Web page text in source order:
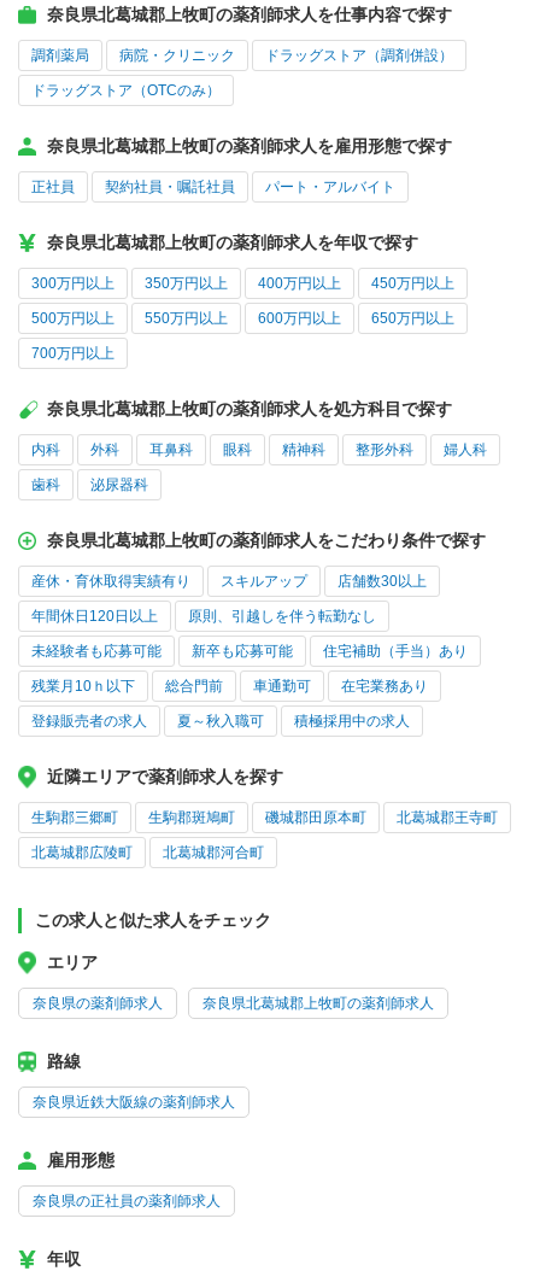
奈良県北葛城郡上牧町の薬剤師求人を仕事内容で探す
調剤薬局 病院・クリニック ドラッグストア（調剤併設）
ドラッグストア（OTCのみ）
奈良県北葛城郡上牧町の薬剤師求人を雇用形態で探す
正社員 契約社員・嘱託社員 パート・アルバイト
奈良県北葛城郡上牧町の薬剤師求人を年収で探す
300万円以上 350万円以上 400万円以上 450万円以上
500万円以上 550万円以上 600万円以上 650万円以上
700万円以上
奈良県北葛城郡上牧町の薬剤師求人を処方科目で探す
内科 外科 耳鼻科 眼科 精神科 整形外科 婦人科
歯科 泌尿器科
奈良県北葛城郡上牧町の薬剤師求人をこだわり条件で探す
産休・育休取得実績有り スキルアップ 店舗数30以上
年間休日120日以上 原則、引越しを伴う転勤なし
未経験者も応募可能 新卒も応募可能 住宅補助（手当）あり
残業月10ｈ以下 総合門前 車通勤可 在宅業務あり
登録販売者の求人 夏～秋入職可 積極採用中の求人
近隣エリアで薬剤師求人を探す
生駒郡三郷町 生駒郡斑鳩町 磯城郡田原本町 北葛城郡王寺町
北葛城郡広陵町 北葛城郡河合町
この求人と似た求人をチェック
エリア
奈良県の薬剤師求人 奈良県北葛城郡上牧町の薬剤師求人
路線
奈良県近鉄大阪線の薬剤師求人
雇用形態
奈良県の正社員の薬剤師求人
年収